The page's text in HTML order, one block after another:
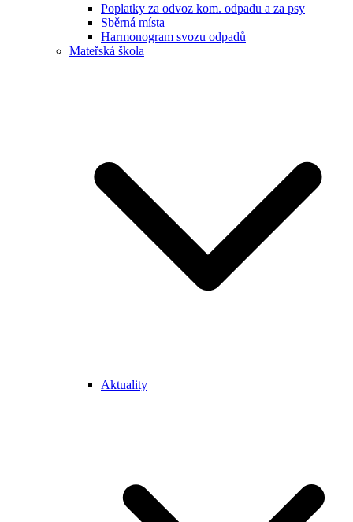
Poplatky za odvoz kom. odpadu a za psy
Sběrná místa
Harmonogram svozu odpadů
Mateřská škola
Aktuality